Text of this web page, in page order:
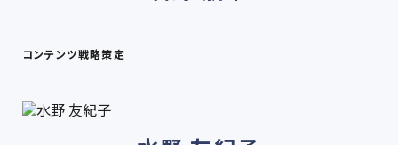
コンテンツ戦略策定